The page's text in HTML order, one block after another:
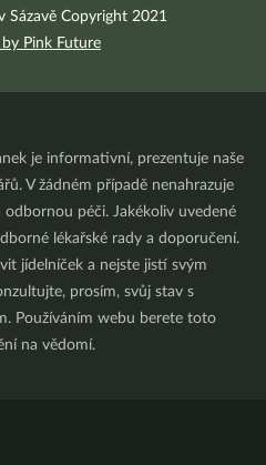
Sázavě Copyright 2021
by Pink Future
je informativní, prezentuje naše
V žádném případě nenahrazuje
péči. Jakékoliv uvedené
lékařské rady a doporučení.
jídelníček a nejste jistí svým
prosím, svůj stav s
Používáním webu berete toto
na vědomí.